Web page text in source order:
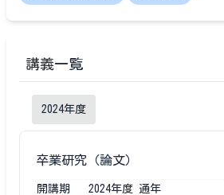
講義一覧
2024年度
卒業研究（論文）
開講期 2024年度 通年